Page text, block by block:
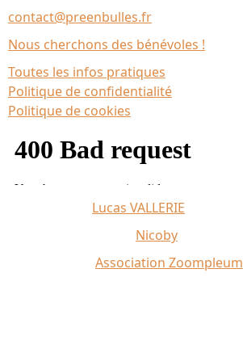
contact@preenbulles.fr
Nous cherchons des bénévoles !
Toutes les infos pratiques
Politique de confidentialité
Politique de cookies
Lucas VALLERIE
Nicoby
Association Zoompleum